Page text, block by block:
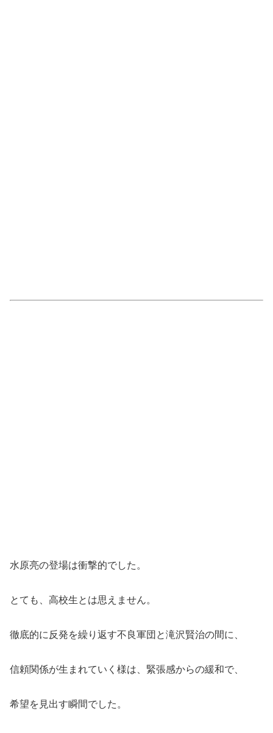
水原亮の登場は衝撃的でした。
とても、高校生とは思えません。
徹底的に反発を繰り返す不良軍団と滝沢賢治の間に、
信頼関係が生まれていく様は、緊張感からの緩和で、
希望を見出す瞬間でした。